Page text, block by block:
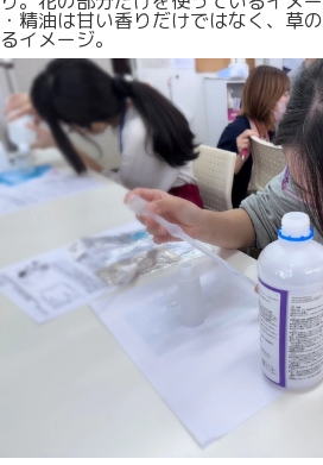
・精油は甘い香りだけではなく、草
るイメージ。